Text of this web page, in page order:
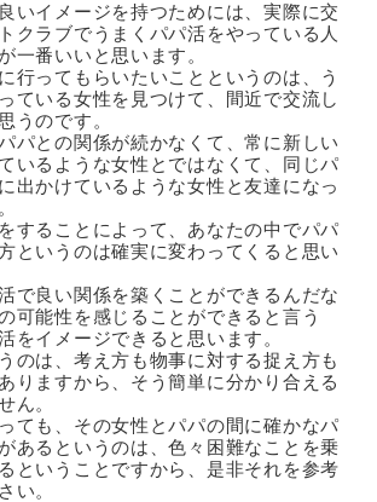
いイメージを持つためには、実際に交
クラブでうまくパパ活をやっている人
一番いいと思います。
行ってもらいたいことというのは、う
ている女性を見つけて、間近で交流し
うのです。
パとの関係が続かなくて、常に新しい
いるような女性とではなくて、同じパ
出かけているような女性と友達になっ
することによって、あなたの中でパパ
というのは確実に変わってくると思い
で良い関係を築くことができるんだな
可能性を感じることができると言う
をイメージできると思います。
のは、考え方も物事に対する捉え方も
りますから、そう簡単に分かり合える
ん。
ても、その女性とパパの間に確かなパ
あるというのは、色々困難なことを乗
ということですから、是非それを参考
い。